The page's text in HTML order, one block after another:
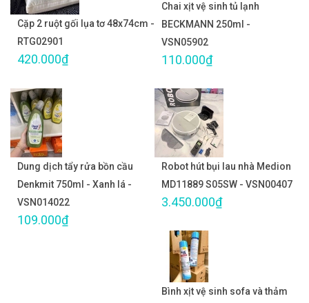
Cặp 2 ruột gối lụa tơ 48x74cm -
RTG02901
420.000₫
Chai xịt vệ sinh tủ lạnh
BECKMANN 250ml -
VSN05902
110.000₫
Dung dịch tẩy rửa bồn cầu
Denkmit 750ml - Xanh lá -
VSN014022
109.000₫
Robot hút bụi lau nhà Medion
MD11889 S05SW - VSN00407
3.450.000₫
Bình xịt vệ sinh sofa và thảm